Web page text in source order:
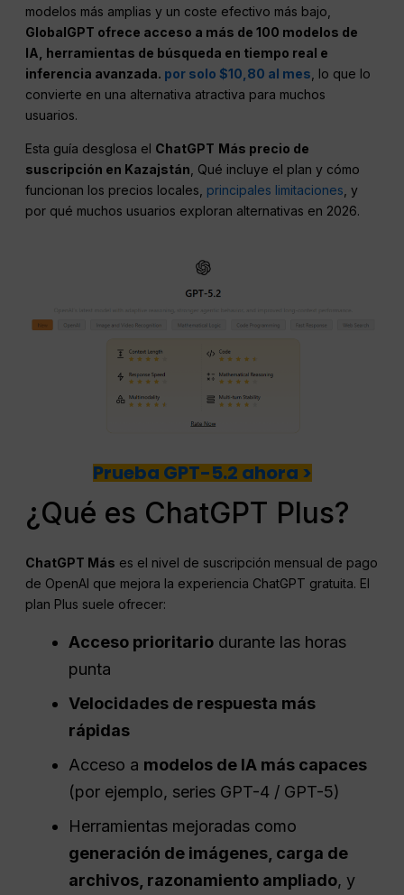
modelos más amplias y un coste efectivo más bajo,
GlobalGPT ofrece acceso a más de 100 modelos de
IA, herramientas de búsqueda en tiempo real e
inferencia avanzada. por solo $10,80 al mes , lo que lo
convierte en una alternativa atractiva para muchos
usuarios.
Esta guía desglosa el ChatGPT Más precio de
suscripción en Kazajstán, Qué incluye el plan y cómo
funcionan los precios locales, principales limitaciones, y
por qué muchos usuarios exploran alternativas en 2026.
Prueba GPT-5.2 ahora >
¿Qué es ChatGPT Plus?
ChatGPT Más es el nivel de suscripción mensual de pago
de OpenAI que mejora la experiencia ChatGPT gratuita. El
plan Plus suele ofrecer:
Acceso prioritario durante las horas
punta
Velocidades de respuesta más
rápidas
Acceso a modelos de IA más capaces
(por ejemplo, series GPT-4 / GPT-5)
Herramientas mejoradas como
generación de imágenes, carga de
archivos, razonamiento ampliado, y